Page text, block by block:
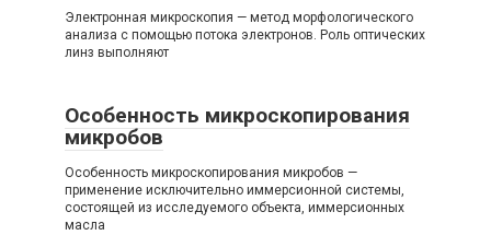
Электронная микроскопия — метод морфологического
анализа с помощью потока электронов. Роль оптических
линз выполняют
Особенность микроскопирования
микробов
Особенность микроскопирования микробов —
применение исключительно иммерсионной системы,
состоящей из исследуемого объекта, иммерсионных
масла